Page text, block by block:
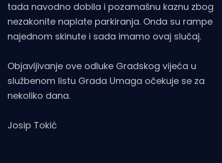
tada navodno dobila i pozamašnu kaznu zbog
nezakonite naplate parkiranja. Onda su rampe
najednom skinute i sada imamo ovaj slučaj.
Objavljivanje ove odluke Gradskog vijeća u
službenom listu Grada Umaga očekuje se za
nekoliko dana.
Josip Tokić